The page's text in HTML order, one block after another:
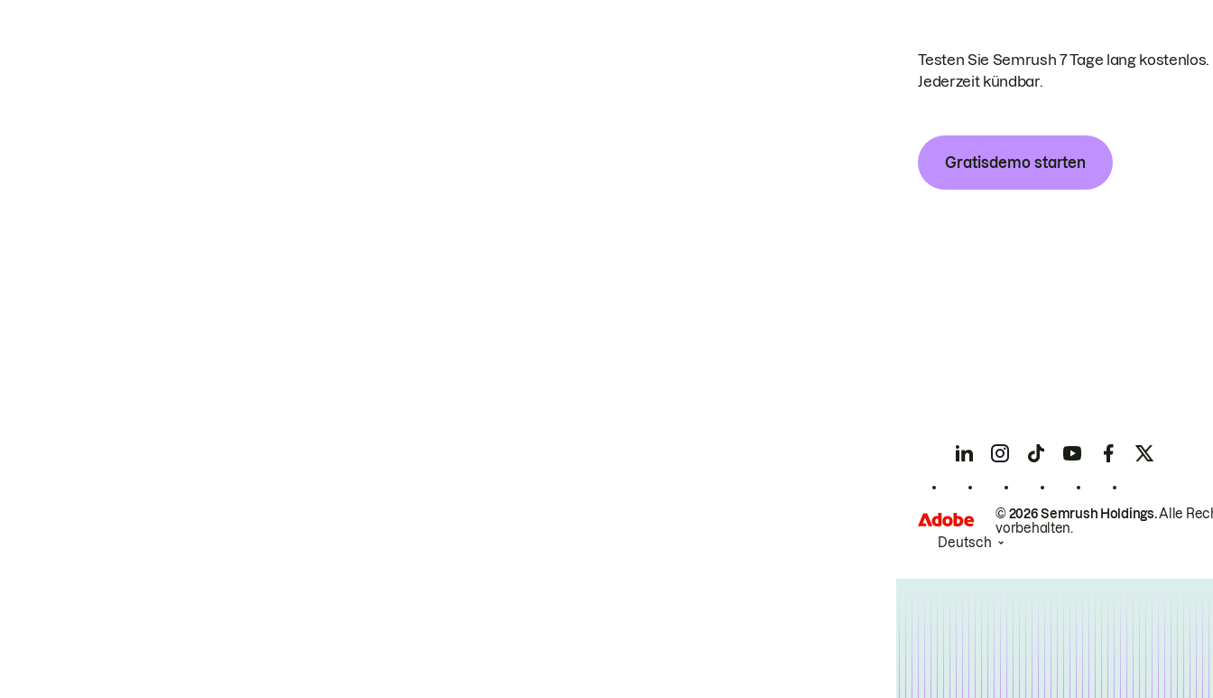
Testen Sie Semrush 7 Tage lang kostenlos.
Jederzeit kündbar.
Gratisdemo starten
© 2026 Semrush Holdings.Alle
vorbehalten.
Deutsch